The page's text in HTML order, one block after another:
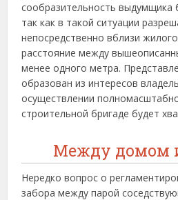
сообразительность выдумщика
так как в такой ситуации
непосредственно вблизи
расстояние между
менее одного метра.
образован из интересов
осуществлении
строительной бригаде будет
Между домом
Нередко вопрос о
забора между парой